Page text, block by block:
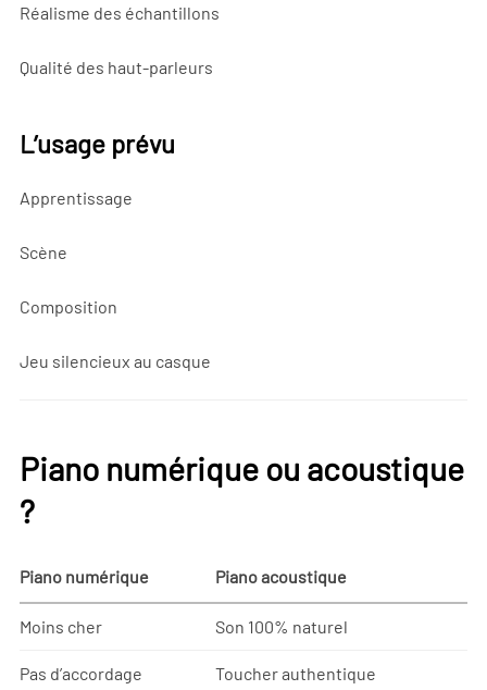
Réalisme des échantillons
Qualité des haut-parleurs
L’usage prévu
Apprentissage
Scène
Composition
Jeu silencieux au casque
Piano numérique ou acoustique
?
Piano numérique Piano acoustique
Moins cher Son 100% naturel
Pas d’accordage Toucher authentique